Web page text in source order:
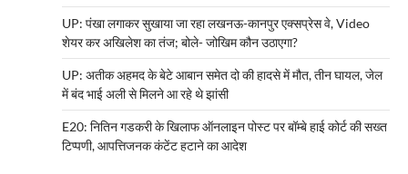
UP: पंखा लगाकर सुखाया जा रहा लखनऊ-कानपुर एक्सप्रेस वे, Video
शेयर कर अखिलेश का तंज; बोले- जोखिम कौन उठाएगा?
UP: अतीक अहमद के बेटे आबान समेत दो की हादसे में मौत, तीन घायल, जेल
में बंद भाई अली से मिलने आ रहे थे झांसी
E20: नितिन गडकरी के खिलाफ ऑनलाइन पोस्ट पर बॉम्बे हाई कोर्ट की सख्त
टिप्पणी, आपत्तिजनक कंटेंट हटाने का आदेश